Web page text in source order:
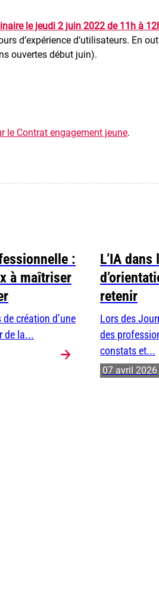
le jeudi 2 juin 2022 de 11h à
d’expérience d’utilisateurs. En
ouvertes début juin).
le Contrat engagement jeune.
:
à maîtriser
création d’une
de la...
L’IA
retenir
Lors des
des
constats et...
07 avril 2026